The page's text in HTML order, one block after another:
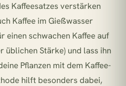
Kaffeesatzes verstärken
Kaffee im Gießwasser
einen schwachen Kaffee auf
üblichen Stärke) und lass ihn
Pflanzen mit dem Kaffee-
hilft besonders dabei,